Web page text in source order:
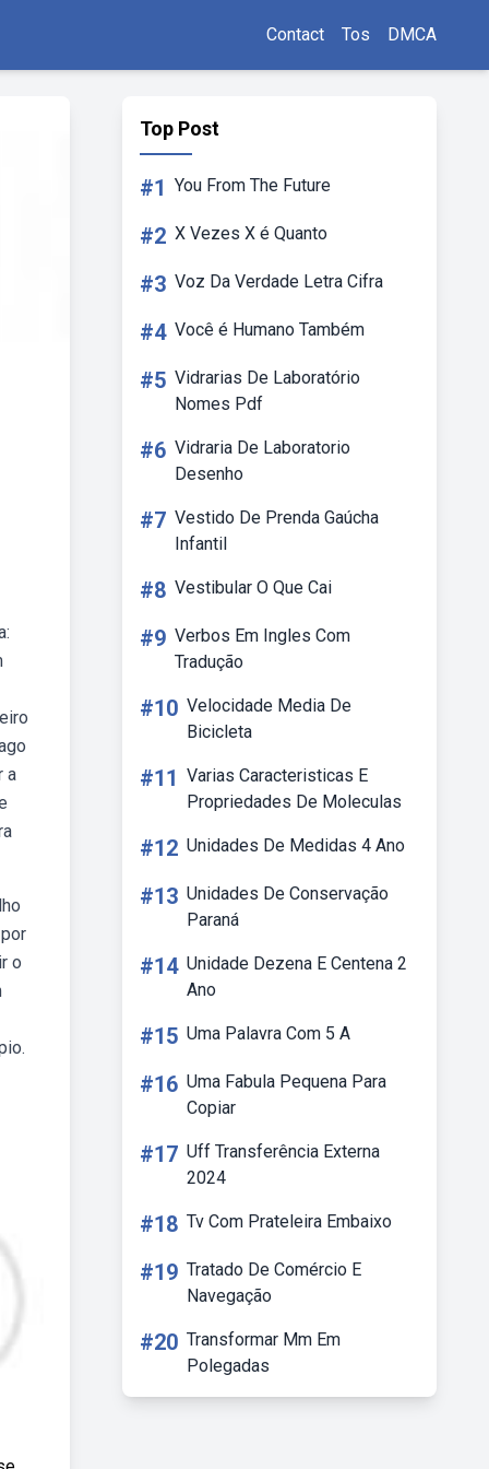
Contact Tos DMCA
a
o
Top Post
#1 You From The Future
#2 X Vezes X é Quanto
#3 Voz Da Verdade Letra Cifra
#4 Você é Humano Também
#5 Vidrarias De Laboratório
Nomes Pdf
#6 Vidraria De Laboratorio
Desenho
#7 Vestido De Prenda Gaúcha
Infantil
#8 Vestibular O Que Cai
#9 Verbos Em Ingles Com
Tradução
#10 Velocidade Media De
Bicicleta
#11 Varias Caracteristicas E
Propriedades De Moleculas
#12 Unidades De Medidas 4 Ano
#13 Unidades De Conservação
Paraná
#14 Unidade Dezena E Centena 2
Ano
#15 Uma Palavra Com 5 A
#16 Uma Fabula Pequena Para
Copiar
#17 Uff Transferência Externa
2024
#18 Tv Com Prateleira Embaixo
#19 Tratado De Comércio E
Navegação
#20 Transformar Mm Em
Polegadas